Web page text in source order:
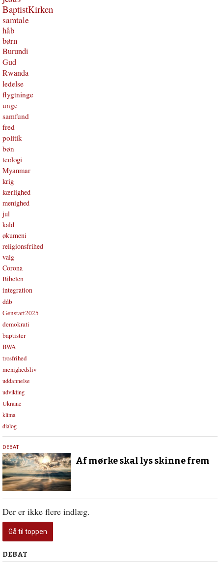
BaptistKirken
samtale
håb
børn
Burundi
Gud
Rwanda
ledelse
flygtninge
unge
samfund
fred
politik
bøn
teologi
Myanmar
krig
kærlighed
menighed
jul
kald
økumeni
religionsfrihed
valg
Corona
Bibelen
integration
dåb
Genstart2025
demokrati
baptister
BWA
trosfrihed
menighedsliv
uddannelse
udvikling
Ukraine
klima
dialog
27.
oktober
2022
DEBAT
Af mørke skal lys skinne frem
Der er ikke flere indlæg.
Gå til toppen
Debat
DEBAT